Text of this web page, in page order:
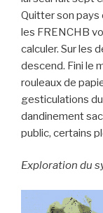
Quitter son pays
les FRENCHB
calculer. Sur les
descend. Fini le
rouleaux de
gesticulations
dandinement
public, certains
Exploration du